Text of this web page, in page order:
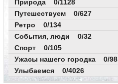
Природа 0/1128
Путешествуем 0/627
Ретро 0/134
События, люди 0/32
Спорт 0/105
Ужасы нашего городка 0/98
Улыбаемся 0/4026